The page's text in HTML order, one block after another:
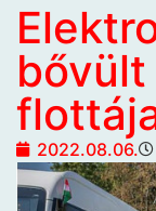
bővült
2022.08.06.